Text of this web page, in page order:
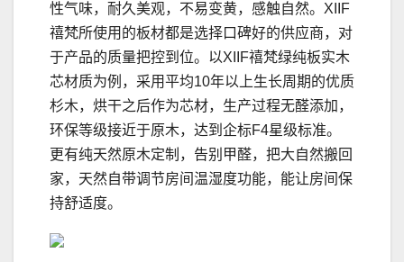
性气味，耐久美观，不易变黄，感触自然。XIIF
禧梵所使用的板材都是选择口碑好的供应商，对
于产品的质量把控到位。以XIIF禧梵绿纯板实木
芯材质为例，采用平均10年以上生长周期的优质
杉木，烘干之后作为芯材，生产过程无醛添加，
环保等级接近于原木，达到企标F4星级标准。
更有纯天然原木定制，告别甲醛，把大自然搬回
家，天然自带调节房间温湿度功能，能让房间保
持舒适度。